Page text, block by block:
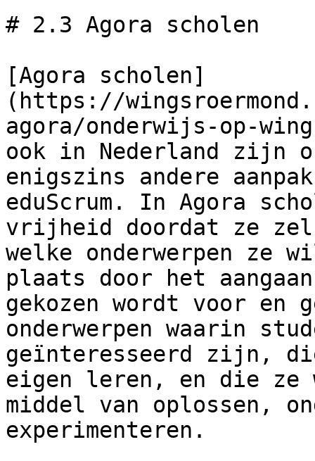
# 2.3 Agora scholen
[Agora scholen]
(https://
agora/onderwijs-op-
ook in Nederland zijn
enigszins andere
eduScrum. In Agora
vrijheid doordat ze
welke onderwerpen ze
plaats door het
gekozen wordt voor en
onderwerpen waarin
geïnteresseerd zijn,
eigen leren, en die ze
middel van oplossen,
experimenteren.